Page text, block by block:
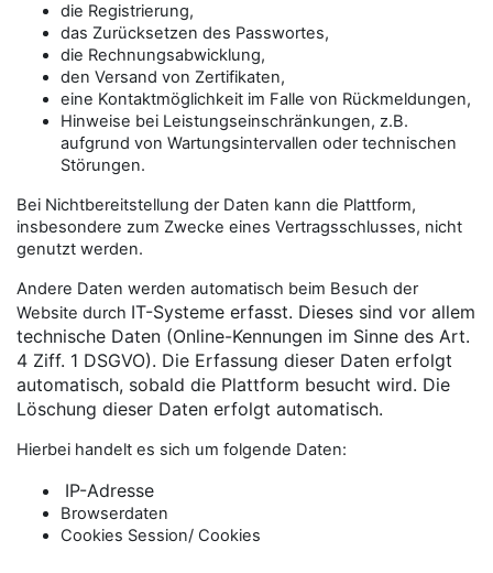
die Registrierung,
das Zurücksetzen des Passwortes,
die Rechnungsabwicklung,
den Versand von Zertifikaten,
eine Kontaktmöglichkeit im Falle von Rückmeldungen,
Hinweise bei Leistungseinschränkungen, z.B.
aufgrund von Wartungsintervallen oder technischen
Störungen.
Bei Nichtbereitstellung der Daten kann die Plattform,
insbesondere zum Zwecke eines Vertragsschlusses, nicht
genutzt werden.
Andere Daten werden automatisch beim Besuch der
Website durch IT-Systeme erfasst. Dieses sind vor allem
technische Daten (Online-Kennungen im Sinne des Art.
4 Ziff. 1 DSGVO). Die Erfassung dieser Daten erfolgt
automatisch, sobald die Plattform besucht wird. Die
Löschung dieser Daten erfolgt automatisch.
Hierbei handelt es sich um folgende Daten:
IP-Adresse
Browserdaten
Cookies Session/ Cookies